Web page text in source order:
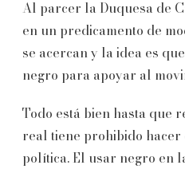
Al parcer la Duquesa de
en un predicamento de
se acercan y la idea es
negro para apoyar al
Todo está bien hasta que
real tiene prohibido
política. El usar negro en